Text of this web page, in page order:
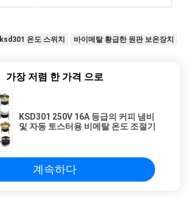
ksd301 온도 스위치 바이메탈 황급한 원판 보온장치
가장 저렴 한 가격 으로
KSD301 250V 16A 등급의 커피 냄비
및 자동 토스터용 비메탈 온도 조절기
계속하다